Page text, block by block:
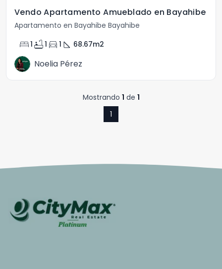
Vendo Apartamento Amueblado en Bayahibe
Apartamento en Bayahibe Bayahibe
bed1 bathtub1 directions_car 1 square_foot 68.67m2
Noelia Pérez
Mostrando 1 de 1
1